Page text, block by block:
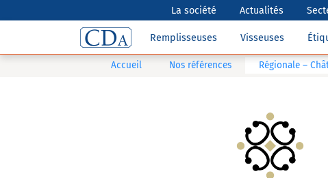
La société Actualités
Remplisseuses Visseuses
Accueil Nos références Régionale –